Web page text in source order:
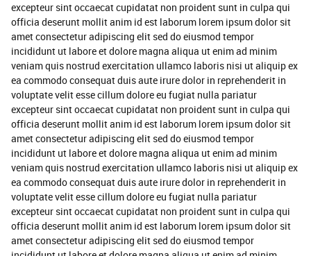
excepteur sint occaecat cupidatat non proident sunt in culpa qui
officia deserunt mollit anim id est laborum lorem ipsum dolor sit
amet consectetur adipiscing elit sed do eiusmod tempor
incididunt ut labore et dolore magna aliqua ut enim ad minim
veniam quis nostrud exercitation ullamco laboris nisi ut aliquip ex
ea commodo consequat duis aute irure dolor in reprehenderit in
voluptate velit esse cillum dolore eu fugiat nulla pariatur
excepteur sint occaecat cupidatat non proident sunt in culpa qui
officia deserunt mollit anim id est laborum lorem ipsum dolor sit
amet consectetur adipiscing elit sed do eiusmod tempor
incididunt ut labore et dolore magna aliqua ut enim ad minim
veniam quis nostrud exercitation ullamco laboris nisi ut aliquip ex
ea commodo consequat duis aute irure dolor in reprehenderit in
voluptate velit esse cillum dolore eu fugiat nulla pariatur
excepteur sint occaecat cupidatat non proident sunt in culpa qui
officia deserunt mollit anim id est laborum lorem ipsum dolor sit
amet consectetur adipiscing elit sed do eiusmod tempor